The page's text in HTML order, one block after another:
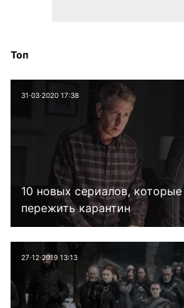
Топ
31⋅03⋅2020 17:38
10 новых сериалов,
пережить карантин
27⋅12⋅2019 13:13